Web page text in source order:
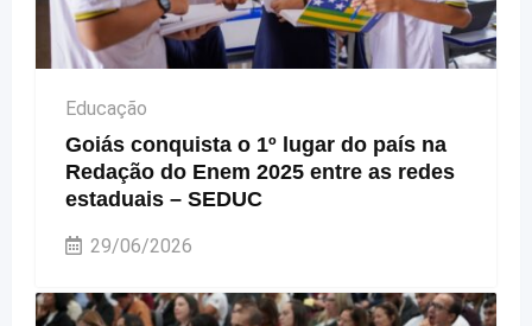
Educação
Goiás conquista o 1º lugar do país na
Redação do Enem 2025 entre as redes
estaduais – SEDUC
29/06/2026